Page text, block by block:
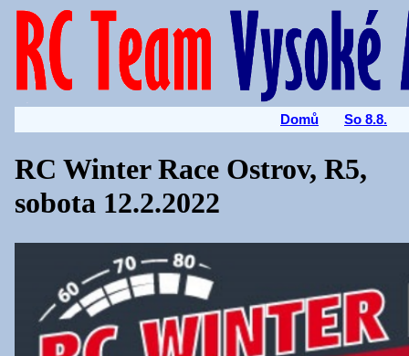
Domů So 8.8.
RC Winter Race Ostrov, R5,
sobota 12.2.2022